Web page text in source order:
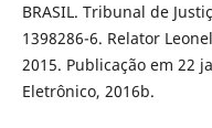
BRASIL. Tribunal de
1398286-6. Relator
2015. Publicação em 22
Eletrônico, 2016b.